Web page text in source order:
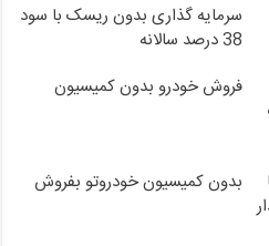
سرمایه گذاری بدون ریسک با سود
38 درصد سالانه
فروش خودرو بدون کمیسیون
بدون کمیسیون خودروتو بفروش